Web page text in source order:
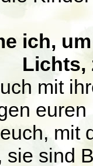
ich,
Lichts,
mit
mit
sie sind